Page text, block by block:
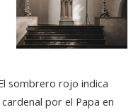
sombrero rojo indica
por el Papa en